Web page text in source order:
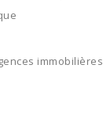
immobilières